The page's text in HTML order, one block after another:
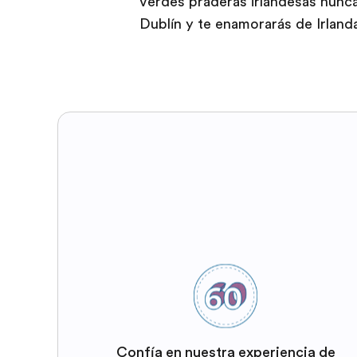
Dublín y te enamorarás de
Confía en nuestra experiencia de